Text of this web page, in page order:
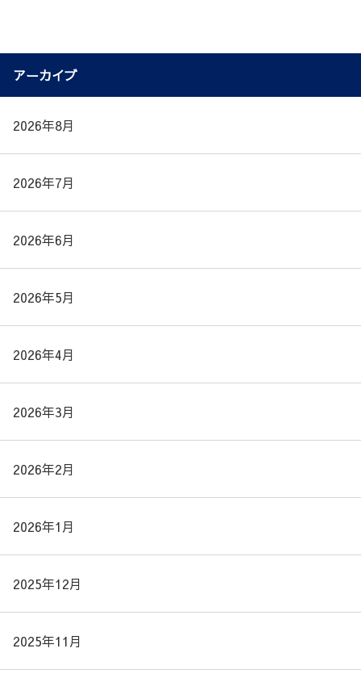
アーカイブ
2026年8月
2026年7月
2026年6月
2026年5月
2026年4月
2026年3月
2026年2月
2026年1月
2025年12月
2025年11月